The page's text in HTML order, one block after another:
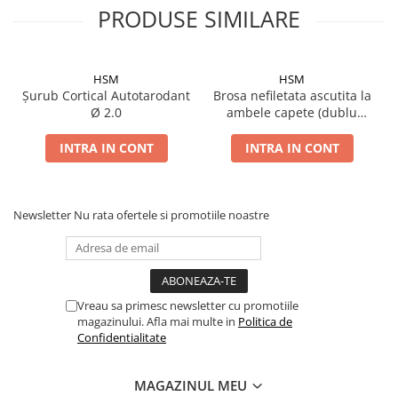
PRODUSE SIMILARE
HSM
Șurub Cortical Autotarodant
Ø 2.0
INTRA IN CONT
HSM
Brosa nefiletata ascutita la
ambele capete (dublu
INTRA IN CONT
Newsletter Nu rata ofertele si promotiile noastre
Vreau sa primesc newsletter cu promotiile
magazinului. Afla mai multe in Politica de
Confidentialitate
MAGAZINUL MEU